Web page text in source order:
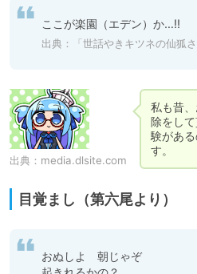
ここが楽園（エデン）か…!!
出典：「世話やきキツネの仙狐
出典： media.dlsite.com
私も昔
除をし
験があ
す。
目覚まし（第六尾より）
おぬしよ　朝じゃぞ